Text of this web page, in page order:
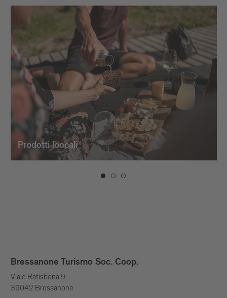
Prodotti loocali
Bressanone Turismo Soc. Coop.
Viale Ratisbona 9
39042 Bressanone